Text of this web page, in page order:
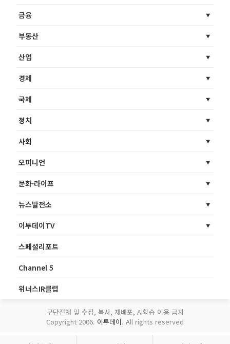
금융
부동산
산업
경제
국제
정치
사회
오피니언
문화·라이프
뉴스발전소
이투데이TV
스페셜리포트
Channel 5
위너스IR클럽
무단전재 및 수집, 복사, 재배포, AI학습 이용 금지
Copyright 2006. 이투데이. All rights reserved